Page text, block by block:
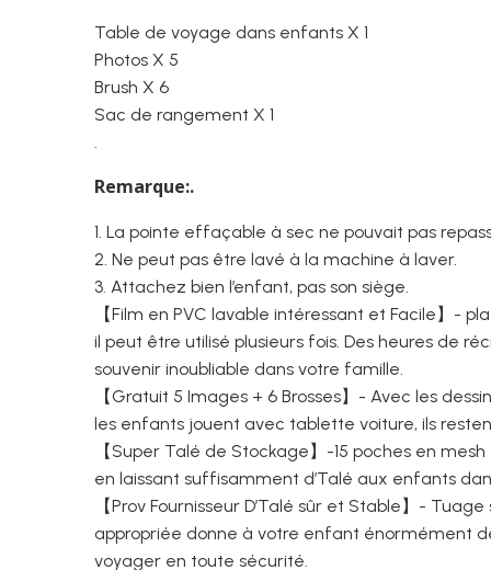
Table de voyage dans enfants X 1
Photos X 5
Brush X 6
Sac de rangement X 1
Remarque:.
1. La pointe effaçable à sec ne pouvait pas
2. Ne peut pas être lavé à la machine à laver.
3. Attachez bien l’enfant, pas son siège.
【Film en PVC lavable intéressant et Facile】-
il peut être utilisé plusieurs fois. Des heures de
souvenir inoubliable dans votre famille.
【Gratuit 5 Images + 6 Brosses】- Avec les
les enfants jouent avec tablette voiture, ils
【Super Talé de Stockage】-15 poches en
en laissant suffisamment d’Talé aux enfants
【Prov Fournisseur D’Talé sûr et Stable】-
appropriée donne à votre enfant énormément
voyager en toute sécurité.